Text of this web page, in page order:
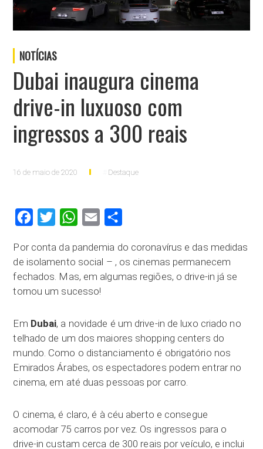
NOTÍCIAS
Dubai inaugura cinema
drive-in luxuoso com
ingressos a 300 reais
16 de maio de 2020 Destaque
FacebookTwitter WhatsApp
Email
Por conta da pandemia do coronavírus e das medidas
de isolamento social – , os cinemas permanecem
fechados. Mas, em algumas regiões, o drive-in já se
tornou um sucesso!
Em Dubai, a novidade é um drive-in de luxo criado no
telhado de um dos maiores shopping centers do
mundo. Como o distanciamento é obrigatório nos
Emirados Árabes, os espectadores podem entrar no
cinema, em até duas pessoas por carro.
O cinema, é claro, é à céu aberto e consegue
acomodar 75 carros por vez. Os ingressos para o
drive-in custam cerca de 300 reais por veículo, e inclui